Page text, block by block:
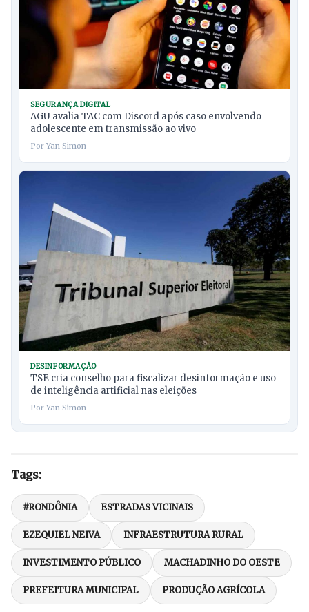
SEGURANÇA DIGITAL
AGU avalia TAC com Discord após caso envolvendo
adolescente em transmissão ao vivo
Por Yan Simon
DESINFORMAÇÃO
TSE cria conselho para fiscalizar desinformação e uso
de inteligência artificial nas eleições
Por Yan Simon
Tags:
#RONDÔNIA ESTRADAS VICINAIS
EZEQUIEL NEIVA INFRAESTRUTURA RURAL
INVESTIMENTO PÚBLICO MACHADINHO DO OESTE
PREFEITURA MUNICIPAL PRODUÇÃO AGRÍCOLA